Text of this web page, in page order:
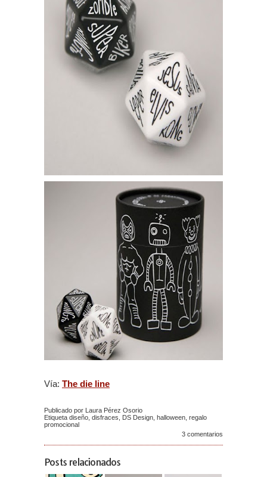
Vía: The die line
Publicado por Laura Pérez Osorio
Etiqueta diseño disfraces DS Design halloween regalo
promocional
3 comentarios
Posts relacionados